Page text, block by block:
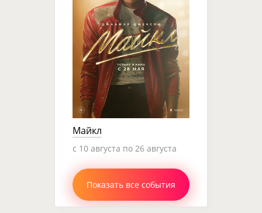
Майкл
c 10 августа по 26 августа
Показать все события